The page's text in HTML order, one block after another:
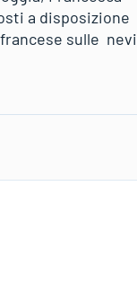
a disposizione
sulle nevi